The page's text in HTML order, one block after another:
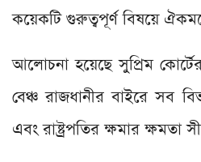
কয়েকটি গুরুত্বপূর্ণ বিষয়ে
আলোচনা হয়েছে সুপ্রিম কোর্টের
বেঞ্চ রাজধানীর বাইরে সব
এবং রাষ্ট্রপতির ক্ষমার ক্ষমতা